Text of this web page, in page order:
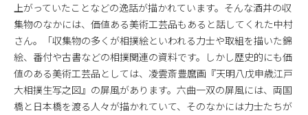
上がっていたことなどの逸話が描かれています。そんな酒井の収
集物のなかには、価値ある美術工芸品もあると話してくれた中村
さん。「収集物の多くが相撲絵といわれる力士や取組を描いた錦
絵、番付や古書などの相撲関連の資料です。しかし歴史的にも価
値のある美術工芸品としては、凌雲斎豊麿画『天明八戊申歳江戸
大相撲生写之図』の屏風があります。六曲一双の屏風には、両国
橋と日本橋を渡る人々が描かれていて、そのなかには力士たちが